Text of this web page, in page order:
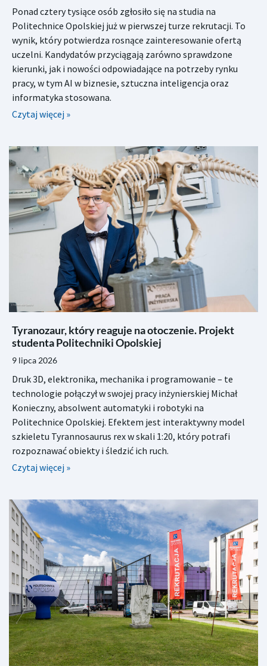
Ponad cztery tysiące osób zgłosiło się na studia na
Politechnice Opolskiej już w pierwszej turze rekrutacji. To
wynik, który potwierdza rosnące zainteresowanie ofertą
uczelni. Kandydatów przyciągają zarówno sprawdzone
kierunki, jak i nowości odpowiadające na potrzeby rynku
pracy, w tym AI w biznesie, sztuczna inteligencja oraz
informatyka stosowana.
Czytaj więcej »
Tyranozaur, który reaguje na otoczenie. Projekt
studenta Politechniki Opolskiej
9 lipca 2026
Druk 3D, elektronika, mechanika i programowanie – te
technologie połączył w swojej pracy inżynierskiej Michał
Konieczny, absolwent automatyki i robotyki na
Politechnice Opolskiej. Efektem jest interaktywny model
szkieletu Tyrannosaurus rex w skali 1:20, który potrafi
rozpoznawać obiekty i śledzić ich ruch.
Czytaj więcej »